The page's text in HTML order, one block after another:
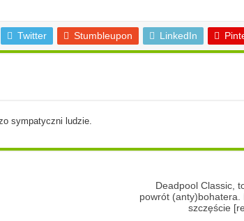
Twitter Stumbleupon LinkedIn
sympatyczni ludzie.
Deadpool Classic,
powrót (anty)bohatera.
szczęście